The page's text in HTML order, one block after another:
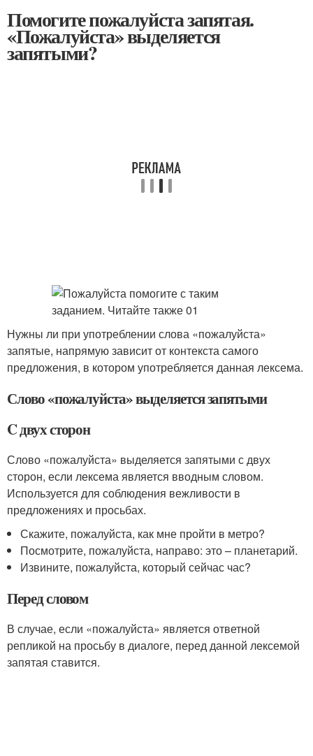
Помогите пожалуйста запятая.
«Пожалуйста» выделяется
запятыми?
Нужны ли при употреблении слова «пожалуйста»
запятые, напрямую зависит от контекста самого
предложения, в котором употребляется данная лексема.
Слово «пожалуйста» выделяется запятыми
C двух сторон
Слово «пожалуйста» выделяется запятыми с двух
сторон, если лексема является вводным словом.
Используется для соблюдения вежливости в
предложениях и просьбах.
Скажите, пожалуйста, как мне пройти в метро?
Посмотрите, пожалуйста, направо: это – планетарий.
Извините, пожалуйста, который сейчас час?
Перед словом
В случае, если «пожалуйста» является ответной
репликой на просьбу в диалоге, перед данной лексемой
запятая ставится.